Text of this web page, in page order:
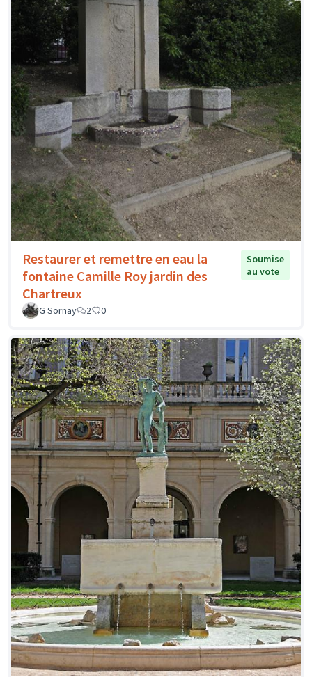
Restaurer et remettre en eau la
fontaine Camille Roy jardin des
Chartreux
Soumise
au vote
G Sornay 2 0